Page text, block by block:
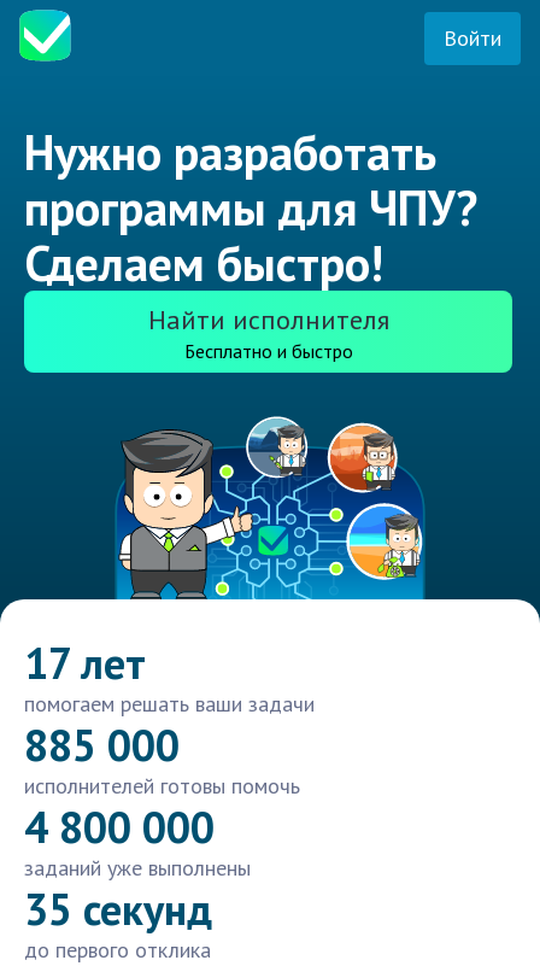
Войти
Нужно разработать
программы для ЧПУ?
Сделаем быстро!
Найти исполнителя
Бесплатно и быстро
17 лет
помогаем решать ваши задачи
885 000
исполнителей готовы помочь
4 800 000
заданий уже выполнены
35 секунд
до первого отклика